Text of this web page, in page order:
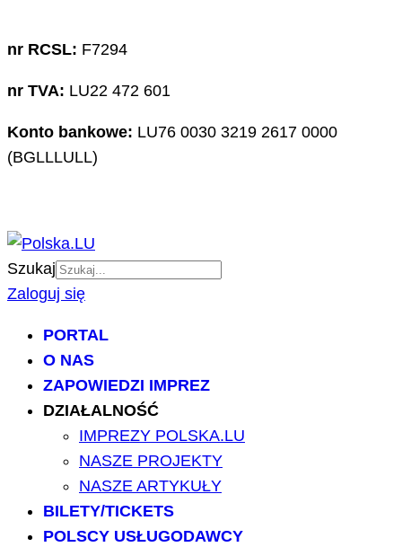
nr RCSL: F7294
nr TVA: LU22 472 601
Konto bankowe: LU76 0030 3219 2617 0000
(BGLLLULL)
Szukaj
Zaloguj się
PORTAL
O NAS
ZAPOWIEDZI IMPREZ
DZIAŁALNOŚĆ
IMPREZY POLSKA.LU
NASZE PROJEKTY
NASZE ARTYKUŁY
BILETY/TICKETS
POLSCY USŁUGODAWCY